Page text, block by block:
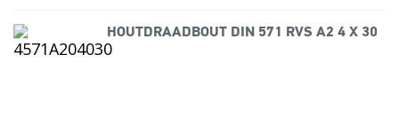
HOUTDRAADBOUT DIN 571 RVS A2 4 X 30